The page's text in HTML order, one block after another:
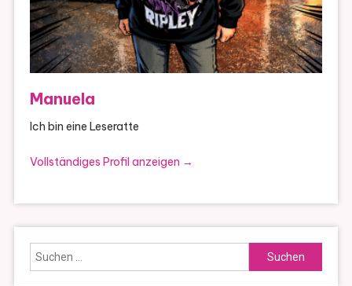
Manuela
Ich bin eine Leseratte
Vollständiges Profil anzeigen →
Suchen
nach: